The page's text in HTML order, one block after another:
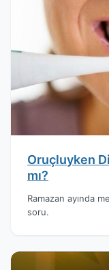
Oruçluyken
mı?
Ramazan ayında
soru.